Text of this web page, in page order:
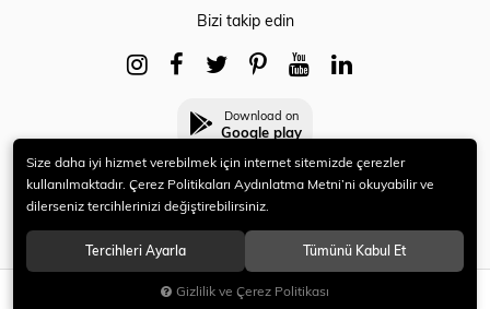
SEPETE EKLE
Bizi takip edin
Download on
Google play
© 2021 HERYENİ. Tüm hakları saklıdır.
Size daha iyi hizmet verebilmek için internet sitemizde çerezler
kullanılmaktadır. Çerez Politikaları Aydınlatma Metni’ni okuyabilir ve
dilerseniz tercihlerinizi değiştirebilirsiniz.
Tercihleri Ayarla Tümünü Kabul Et
Gizlilik ve Çerez Politikası